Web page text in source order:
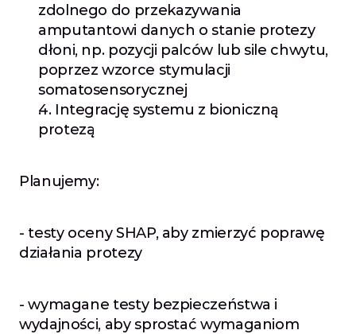
zdolnego do przekazywania
amputantowi danych o stanie protezy
dłoni, np. pozycji palców lub sile chwytu,
poprzez wzorce stymulacji
somatosensorycznej
4. Integrację systemu z bioniczną
protezą
Planujemy:
- testy oceny SHAP, aby zmierzyć poprawę
działania protezy
- wymagane testy bezpieczeństwa i
wydajności, aby sprostać wymaganiom